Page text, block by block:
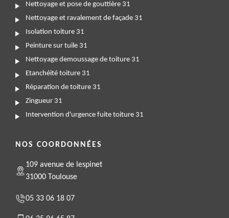
Nettoyage et pose de gouttière 31
Nettoyage et ravalement de façade 31
Isolation toiture 31
Peinture sur tuile 31
Nettoyage demoussage de toiture 31
Etanchéité toiture 31
Réparation de toiture 31
Zingueur 31
Intervention d'urgence fuite toiture 31
NOS COORDONNÉES
109 avenue de lespinet
31000 Toulouse
05 33 06 18 07